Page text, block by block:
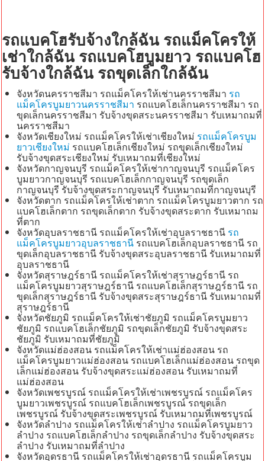
รถแบคโฮรับจ้างใกล้ฉัน รถแม็คโครให้
เช่าใกล้ฉัน รถแบคโฮบูมยาว รถแบคโฮ
รับจ้างใกล้ฉัน รถขุดเล็กใกล้ฉัน
จังหวัดนครราชสีมา รถแม็คโครให้เช่านครราชสีมา รถ
แม็คโครบูมยาวนครราชสีมา รถแบคโฮเล็กนครราชสีมา รถ
ขุดเล็กนครราชสีมา รับจ้างขุดสระนครราชสีมา รับเหมาถมที่
นครราชสีมา
จังหวัดเชียงใหม่ รถแม็คโครให้เช่าเชียงใหม่ รถแม็คโครบูม
ยาวเชียงใหม่ รถแบคโฮเล็กเชียงใหม่ รถขุดเล็กเชียงใหม่
รับจ้างขุดสระเชียงใหม่ รับเหมาถมที่เชียงใหม่
จังหวัดกาญจนบุรี รถแม็คโครให้เช่ากาญจนบุรี รถแม็คโคร
บูมยาวกาญจนบุรี รถแบคโฮเล็กกาญจนบุรี รถขุดเล็ก
กาญจนบุรี รับจ้างขุดสระกาญจนบุรี รับเหมาถมที่กาญจนบุรี
จังหวัดตาก รถแม็คโครให้เช่าตาก รถแม็คโครบูมยาวตาก รถ
แบคโฮเล็กตาก รถขุดเล็กตาก รับจ้างขุดสระตาก รับเหมาถม
ที่ตาก
จังหวัดอุบลราชธานี รถแม็คโครให้เช่าอุบลราชธานี รถ
แม็คโครบูมยาวอุบลราชธานี รถแบคโฮเล็กอุบลราชธานี รถ
ขุดเล็กอุบลราชธานี รับจ้างขุดสระอุบลราชธานี รับเหมาถมที่
อุบลราชธานี
จังหวัดสุราษฎร์ธานี รถแม็คโครให้เช่าสุราษฎร์ธานี รถ
แม็คโครบูมยาวสุราษฎร์ธานี รถแบคโฮเล็กสุราษฎร์ธานี รถ
ขุดเล็กสุราษฎร์ธานี รับจ้างขุดสระสุราษฎร์ธานี รับเหมาถมที่
สุราษฎร์ธานี
จังหวัดชัยภูมิ รถแม็คโครให้เช่าชัยภูมิ รถแม็คโครบูมยาว
ชัยภูมิ รถแบคโฮเล็กชัยภูมิ รถขุดเล็กชัยภูมิ รับจ้างขุดสระ
ชัยภูมิ รับเหมาถมที่ชัยภูมิ
จังหวัดแม่ฮ่องสอน รถแม็คโครให้เช่าแม่ฮ่องสอน รถ
แม็คโครบูมยาวแม่ฮ่องสอน รถแบคโฮเล็กแม่ฮ่องสอน รถขุด
เล็กแม่ฮ่องสอน รับจ้างขุดสระแม่ฮ่องสอน รับเหมาถมที่
แม่ฮ่องสอน
จังหวัดเพชรบูรณ์ รถแม็คโครให้เช่าเพชรบูรณ์ รถแม็คโคร
บูมยาวเพชรบูรณ์ รถแบคโฮเล็กเพชรบูรณ์ รถขุดเล็ก
เพชรบูรณ์ รับจ้างขุดสระเพชรบูรณ์ รับเหมาถมที่เพชรบูรณ์
จังหวัดลำปาง รถแม็คโครให้เช่าลำปาง รถแม็คโครบูมยาว
ลำปาง รถแบคโฮเล็กลำปาง รถขุดเล็กลำปาง รับจ้างขุดสระ
ลำปาง รับเหมาถมที่ลำปาง
จังหวัดอุดรธานี รถแม็คโครให้เช่าอุดรธานี รถแม็คโครบูม